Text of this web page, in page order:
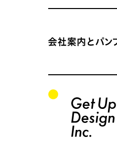
サイトコンテンツの一覧
会社案内とパンフ
関連サイトの一覧